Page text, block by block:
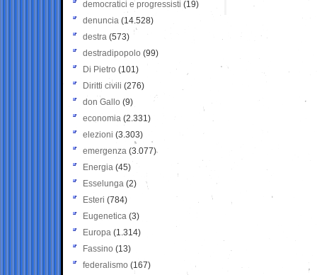
democratici e progressisti (19)
denuncia (14.528)
destra (573)
destradipopolo (99)
Di Pietro (101)
Diritti civili (276)
don Gallo (9)
economia (2.331)
elezioni (3.303)
emergenza (3.077)
Energia (45)
Esselunga (2)
Esteri (784)
Eugenetica (3)
Europa (1.314)
Fassino (13)
federalismo (167)